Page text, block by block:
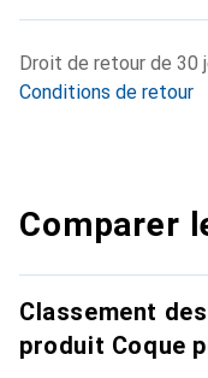
Droit de retour de 30
Conditions de retour
Comparer
Classement
produit Coque